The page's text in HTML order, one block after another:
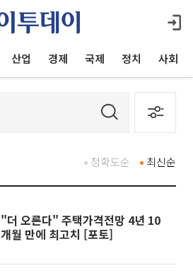
산업 경제 국제 정치 사회
최신순
정확도순
"더 오른다" 주택가격전망 4년 10
개월 만에 최고치 [포토]